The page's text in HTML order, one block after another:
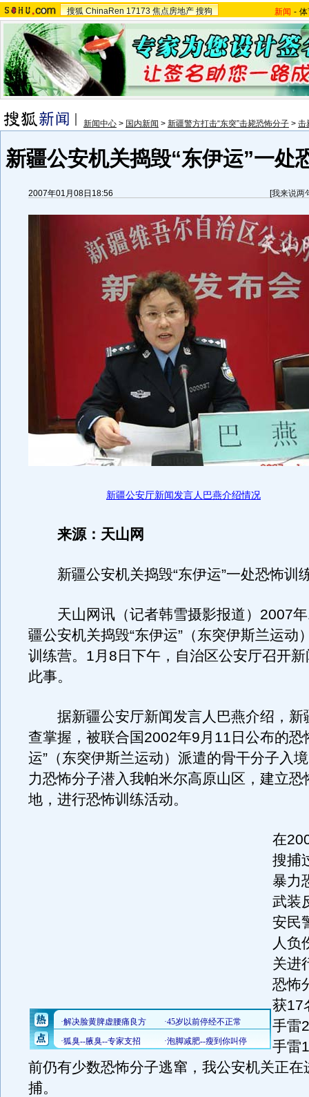
搜狐 ChinaRen 17173 焦点房地产 搜狗 新闻 -
新闻中心 > 国内新闻 > 新疆警方打击“东突”击毙恐怖分子 > 击
新疆公安机关捣毁“东伊运”一处
2007年01月08日18:56 [我来说两
新疆公安厅新闻发言人巴燕介绍情况
来源：天山网
新疆公安机关捣毁“东伊运”一处恐怖训
天山网讯（记者韩雪摄影报道）2007年
疆公安机关捣毁“东伊运”（东突伊斯兰运动
训练营。1月8日下午，自治区公安厅召开
此事。
据新疆公安厅新闻发言人巴燕介绍，新
查掌握，被联合国2002年9月11日公布的恐
运”（东突伊斯兰运动）派遣的骨干分子入
力恐怖分子潜入我帕米尔高原山区，建立恐
地，进行恐怖训练活动。
在
搜捕
暴力
武装
安民
人负
关进
恐怖
获17
手雷
手雷
前仍有少数恐怖分子逃窜，我公安机关正在
捕。